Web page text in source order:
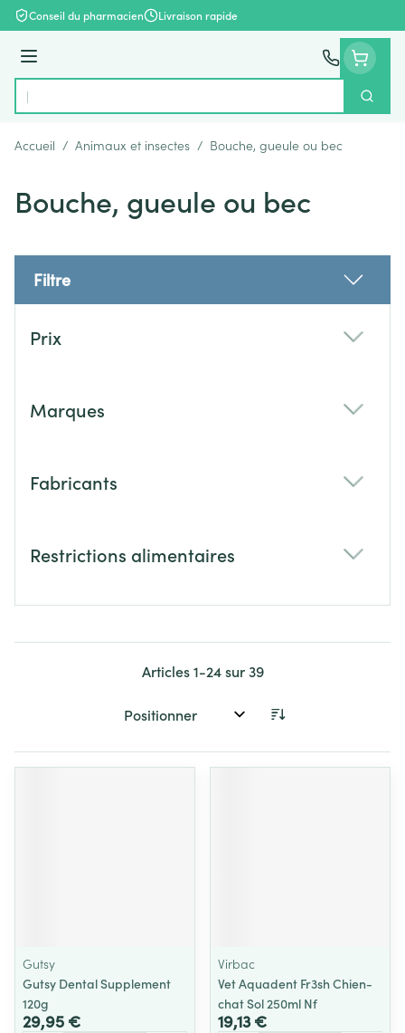
Aller au contenu
Conseil du pharmacien Livraison rapide
Menu
Rechercher
Accueil / Animaux et insectes / Bouche, gueule ou bec
Bouche, gueule ou bec
Filtre
Prix
Marques
Fabricants
Restrictions alimentaires
Articles1-24sur39
Trier par:
Gutsy
Gutsy Dental Supplement
120g
29,95 €
Virbac
Vet Aquadent Fr3sh Chien-
chat Sol 250ml Nf
19,13 €